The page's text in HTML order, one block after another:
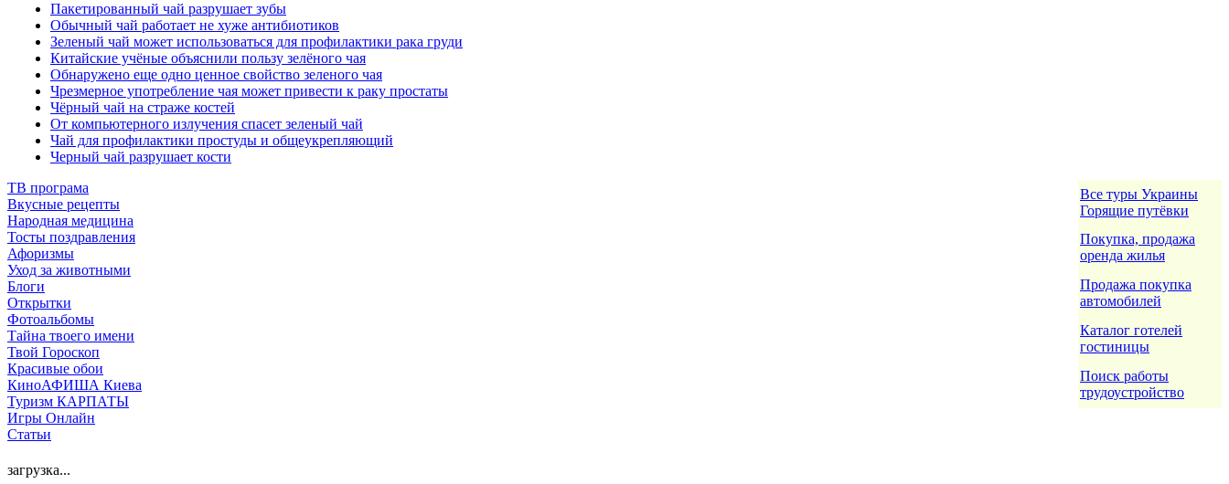
Пакетированный чай разрушает зубы
Обычный чай работает не хуже антибиотиков
Зеленый чай может использоваться для профилактики рака груди
Китайские учёные объяснили пользу зелёного чая
Обнаружено еще одно ценное свойство зеленого чая
Чрезмерное употребление чая может привести к раку простаты
Чёрный чай на страже костей
От компьютерного излучения спасет зеленый чай
Чай для профилактики простуды и общеукрепляющий
Черный чай разрушает кости
ТВ програма
Вкусные рецепты
Народная медицина
Тосты поздравления
Афоризмы
Уход за животными
Блоги
Открытки
Фотоальбомы
Тайна твоего имени
Твой Гороскоп
Красивые обои
КиноАФИША Киева
Туризм КАРПАТЫ
Игры Онлайн
Статьи
Все туры Украины
Горящие путёвки
Покупка, продажа
оренда жилья
Продажа покупка
автомобилей
Каталог готелей
гостиницы
Поиск работы
трудоустройство
загрузка...